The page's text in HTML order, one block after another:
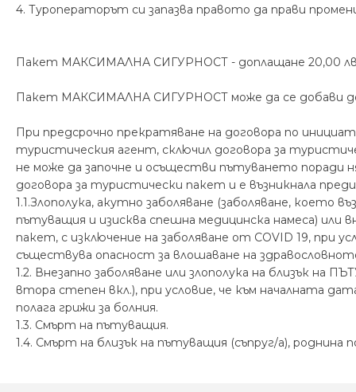
4. Туроператорът си запазва правото да прави
Пакет МАКСИМАЛНА СИГУРНОСТ - доплащане 20,00
Пакет МАКСИМАЛНА СИГУРНОСТ може да се добави до
При предсрочно прекратяване на договора по
туристическия агент, сключил договора за
не може да започне и осъществи пътуването поради
договора за туристически пакет и е възникнала
1.1.Злополука, акутно заболяване (заболяване, което
пътуващия и изисква спешна медицинска намеса) или
пакет, с изключение на заболяване от COVID 19, при
съществува опасност за влошаване на
1.2. Внезапно заболяване или злополука на близък на
втора степен вкл.), при условие, че към началната
полага грижи за болния.
1.3. Смърт на пътуващия.
1.4. Смърт на близък на пътуващия (съпруг/а), роднина